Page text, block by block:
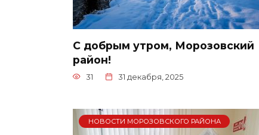
С добрым утром, Морозовский
район!
31 31 декабря, 2025
НОВОСТИ МОРОЗОВСКОГО РАЙОНА